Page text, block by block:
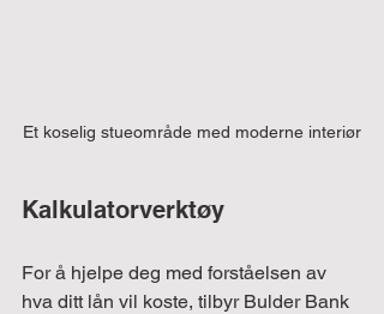
Et koselig stueområde med moderne interiør
Kalkulatorverktøy
For å hjelpe deg med forståelsen av
hva ditt lån vil koste, tilbyr Bulder Bank